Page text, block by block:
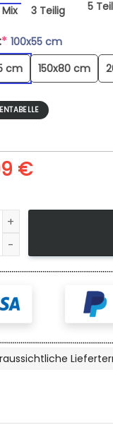
3 Teilig 5
* 100x55 cm
cm
150x80 cm
€
Jurassic Park